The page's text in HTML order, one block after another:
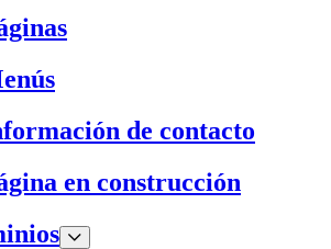
de contacto
en construcción